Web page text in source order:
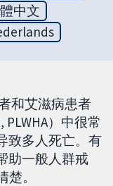
中文
和艾滋病患者
PLWHA）中很常
致多人死亡。有
助一般人群戒
。